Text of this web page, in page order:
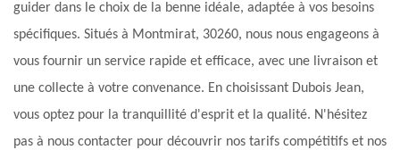
guider dans le choix de la benne idéale, adaptée à vos besoins
spécifiques. Situés à Montmirat, 30260, nous nous engageons à
vous fournir un service rapide et efficace, avec une livraison et
une collecte à votre convenance. En choisissant Dubois Jean,
vous optez pour la tranquillité d'esprit et la qualité. N'hésitez
pas à nous contacter pour découvrir nos tarifs compétitifs et nos